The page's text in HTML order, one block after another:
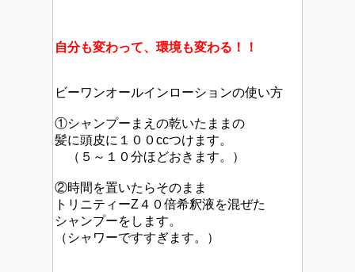
自分も変わって、環境も変わる！！
ビーワンオールインローションの使い方
①シャンプーまえの乾いたままの
髪に頭皮に１００ccつけます。
（５～１０分ほどおきます。）
②時間を置いたらそのまま
トリニティーZ４０倍希釈液を混ぜた
シャンプーをします。
（シャワーですすぎます。）